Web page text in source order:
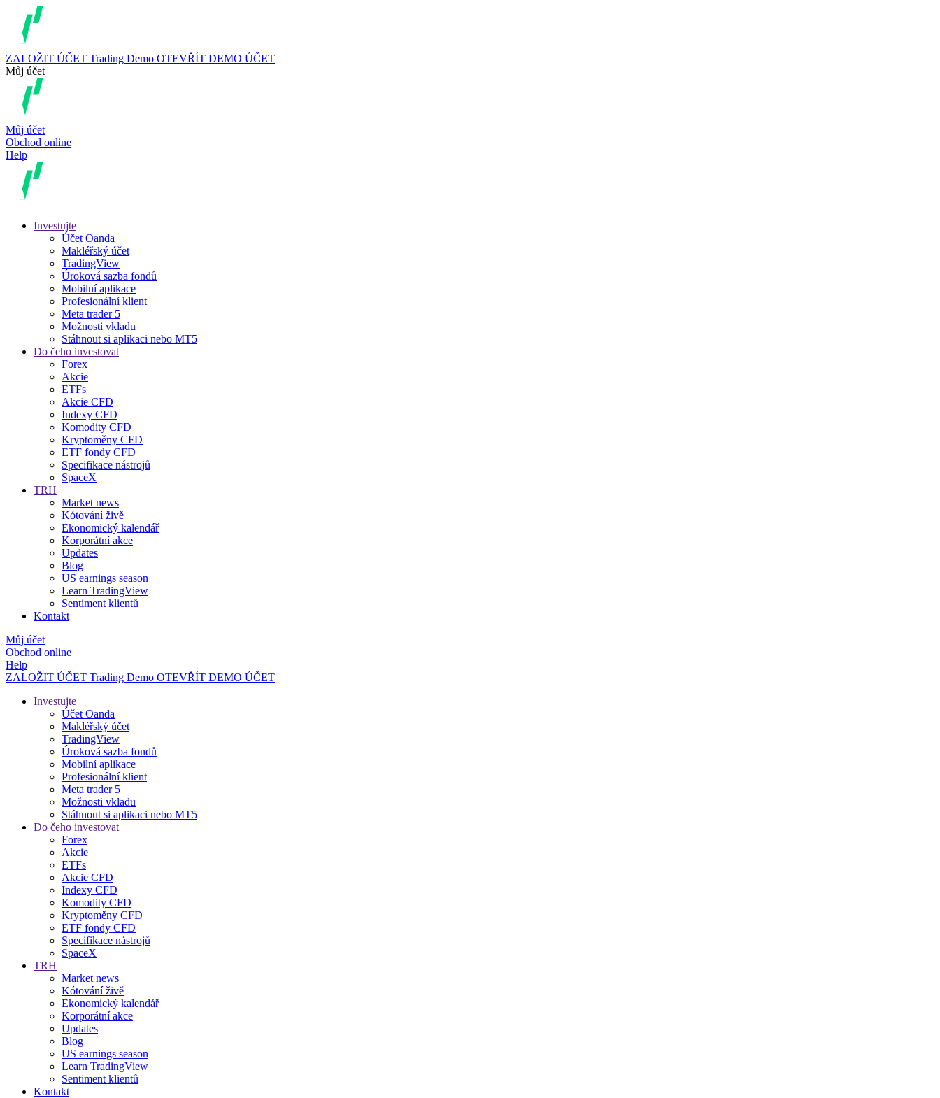
ZALOŽIT ÚČET Trading Demo OTEVŘÍT DEMO ÚČET
Můj účet
Můj účet
Obchod online
Help
Investujte
Účet Oanda
Makléřský účet
TradingView
Úroková sazba fondů
Mobilní aplikace
Profesionální klient
Meta trader 5
Možnosti vkladu
Stáhnout si aplikaci nebo MT5
Do čeho investovat
Forex
Akcie
ETFs
Akcie CFD
Indexy CFD
Komodity CFD
Kryptoměny CFD
ETF fondy CFD
Specifikace nástrojů
SpaceX
TRH
Market news
Kótování živě
Ekonomický kalendář
Korporátní akce
Updates
Blog
US earnings season
Learn TradingView
Sentiment klientů
Kontakt
Můj účet
Obchod online
Help
ZALOŽIT ÚČET Trading Demo OTEVŘÍT DEMO ÚČET
Investujte
Účet Oanda
Makléřský účet
TradingView
Úroková sazba fondů
Mobilní aplikace
Profesionální klient
Meta trader 5
Možnosti vkladu
Stáhnout si aplikaci nebo MT5
Do čeho investovat
Forex
Akcie
ETFs
Akcie CFD
Indexy CFD
Komodity CFD
Kryptoměny CFD
ETF fondy CFD
Specifikace nástrojů
SpaceX
TRH
Market news
Kótování živě
Ekonomický kalendář
Korporátní akce
Updates
Blog
US earnings season
Learn TradingView
Sentiment klientů
Kontakt